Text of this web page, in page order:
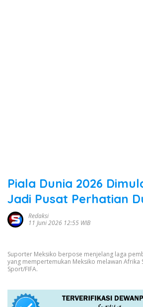
Piala Dunia 2026
Jadi Pusat Perhatian
Redaksi
11 Juni 2026 12:55 WIB
Suporter Meksiko berpose menjelang laga
yang mempertemukan Meksiko melawan Afrika
Sport/FIFA.